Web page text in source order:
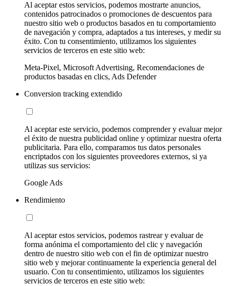
Al aceptar estos servicios, podemos mostrarte anuncios,
contenidos patrocinados o promociones de descuentos para
nuestro sitio web o productos basados en tu comportamiento
de navegación y compra, adaptados a tus intereses, y medir su
éxito. Con tu consentimiento, utilizamos los siguientes
servicios de terceros en este sitio web:
Meta-Pixel, Microsoft Advertising, Recomendaciones de
productos basadas en clics, Ads Defender
Conversion tracking extendido
Al aceptar este servicio, podemos comprender y evaluar mejor
el éxito de nuestra publicidad online y optimizar nuestra oferta
publicitaria. Para ello, comparamos tus datos personales
encriptados con los siguientes proveedores externos, si ya
utilizas sus servicios:
Google Ads
Rendimiento
Al aceptar estos servicios, podemos rastrear y evaluar de
forma anónima el comportamiento del clic y navegación
dentro de nuestro sitio web con el fin de optimizar nuestro
sitio web y mejorar continuamente la experiencia general del
usuario. Con tu consentimiento, utilizamos los siguientes
servicios de terceros en este sitio web: